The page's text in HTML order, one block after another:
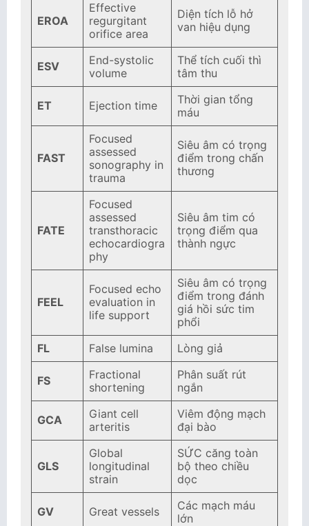
EROA
Effective
regurgitant
orifice area
Diện tích lỗ hở
van hiệu dụng
ESV
End-systolic
volume
Thể tích cuối thì
tâm thu
ET Ejection time
Thời gian tổng
máu
FAST
Focused
assessed
sonography in
trauma
Siêu âm có trọng
điểm trong chấn
thương
FATE
Focused
assessed
transthoracic
echocardiogra
phy
Siêu âm tim có
trọng điểm qua
thành ngực
FEEL
Focused echo
evaluation in
life support
Siêu âm có trọng
điểm trong đánh
giá hồi sức tim
phổi
FL
False lumina Lòng giả
FS
Fractional
shortening
Phân suất rút
ngắn
GCA
Giant cell
arteritis
Viêm động mạch
đại bào
GLS
Global
longitudinal
strain
SỨC căng toàn
bộ theo chiều
dọc
GV Great vessels
Các mạch máu
lớn